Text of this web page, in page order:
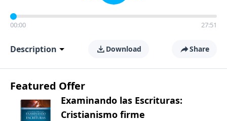
00:00 27:51
Description Download Share
Featured Offer
Examinando las Escrituras:
Cristianismo firme